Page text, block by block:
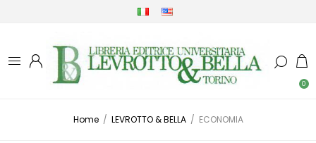
0
Home / LEVROTTO & BELLA / ECONOMIA